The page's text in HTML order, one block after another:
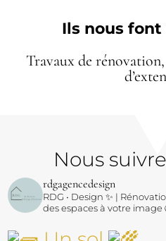
Ils nous font
Travaux de rénovation,
Nous
rdgagencedesign
RDG • Design ✨ |
des espaces à votre